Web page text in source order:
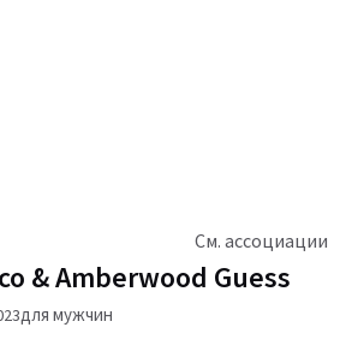
См. ассоциации
& Amberwood Guess
для мужчин